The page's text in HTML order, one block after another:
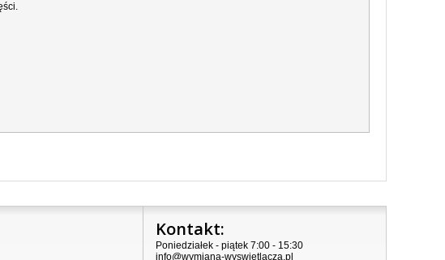
Kontakt:
Poniedziałek - piątek 7:00 - 15:30
info@wymiana-wyswietlacza.pl